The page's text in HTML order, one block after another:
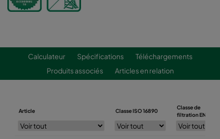
Calculateur Spécifications
Téléchargements
Produits associés
Articles en relation
Article Classe ISO 16890
Classe de
filtration EN779